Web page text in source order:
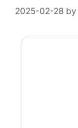
2025-02-28 by